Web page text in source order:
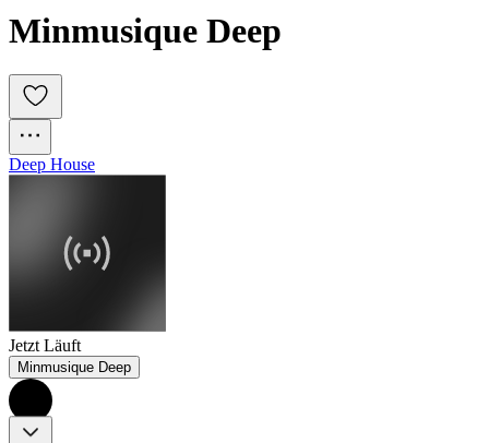
Minmusique Deep
Deep House
Jetzt Läuft
Minmusique Deep